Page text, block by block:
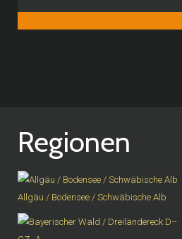
Regionen
Allgäu / Bodensee / Schwäbische Alb